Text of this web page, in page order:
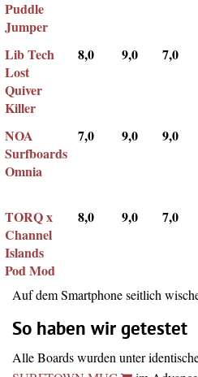
Puddle
Jumper
Lib Tech
Lost
Quiver
Killer
8,0 9,0 7,0
NOA
Surfboards
Omnia
7,0 9,0 9,0
TORQ x
Channel
Islands
Pod Mod
8,0 9,0 7,0
Auf dem Smartphone seitlich
So haben wir getestet
Alle Boards wurden unter